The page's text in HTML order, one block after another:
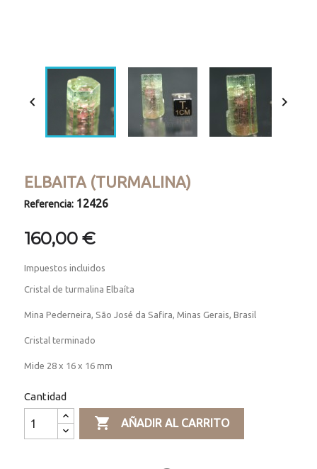
 
ELBAITA (TURMALINA)
Referencia: 12426
160,00 €
Impuestos incluidos
Cristal de turmalina Elbaíta
Mina Pederneira, São José da Safira, Minas Gerais, Brasil
Cristal terminado
Mide 28 x 16 x 16 mm
Cantidad
 AÑADIR AL CARRITO